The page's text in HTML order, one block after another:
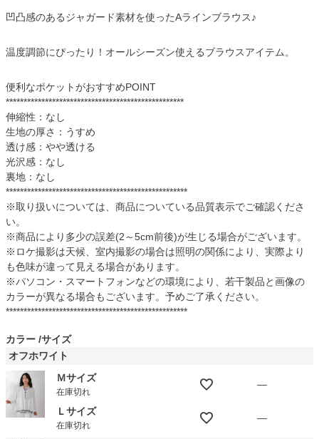
凹凸感のあるジャガード素材を使ったAラインブラウス♪
温度調節にぴったり！オールシーズン使えるブラウスアイテム。
便利なポケットがおすすめPOINT
**************************************************
伸縮性：なし
生地の厚さ：うすめ
透け感：やや透ける
光沢感：なし
裏地：なし
***************************************************
※取り扱いについては、商品についている品質表示でご確認くださ
い。
※商品により多少の誤差(2～5cm前後)が生じる場合がございます。
※ロケ撮影は天候、室内撮影の場合は照明の関係により、実際より
も色味が違って見える場合があります。
※パソコン・スマートフォンなどの環境により、若干製品と画像の
カラーが異なる場合もございます。予めご了承ください。
***************************************************
カラー サイズ
オフホワイト
Ｍサイズ
在庫切れ
—
Ｌサイズ
在庫切れ
—